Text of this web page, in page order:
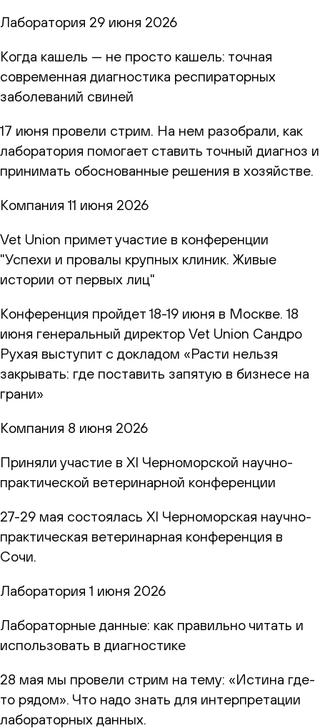
Лаборатория 29 июня 2026
Когда кашель — не просто кашель: точная
современная диагностика респираторных
заболеваний свиней
17 июня провели стрим. На нем разобрали, как
лаборатория помогает ставить точный диагноз и
принимать обоснованные решения в хозяйстве.
Компания 11 июня 2026
Vet Union примет участие в конференции
"Успехи и провалы крупных клиник. Живые
истории от первых лиц"
Конференция пройдет 18-19 июня в Москве. 18
июня генеральный директор Vet Union Сандро
Рухая выступит с докладом «Расти нельзя
закрывать: где поставить запятую в бизнесе на
грани»
Компания 8 июня 2026
Приняли участие в XI Черноморской научно-
практической ветеринарной конференции
27-29 мая состоялась XI Черноморская научно-
практическая ветеринарная конференция в
Сочи.
Лаборатория 1 июня 2026
Лабораторные данные: как правильно читать и
использовать в диагностике
28 мая мы провели стрим на тему: «Истина где-
то рядом». Что надо знать для интерпретации
лабораторных данных.